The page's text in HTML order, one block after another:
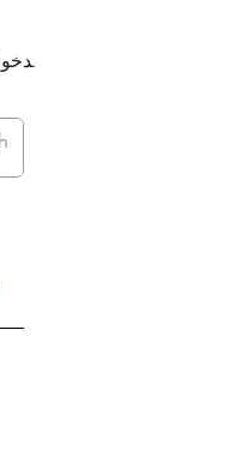
تسجيل